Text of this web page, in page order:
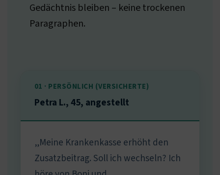
Gedächtnis bleiben – keine trockenen
Paragraphen.
01 · PERSÖNLICH (VERSICHERTE)
Petra L., 45, angestellt
„Meine Krankenkasse erhöht den
Zusatzbeitrag. Soll ich wechseln? Ich